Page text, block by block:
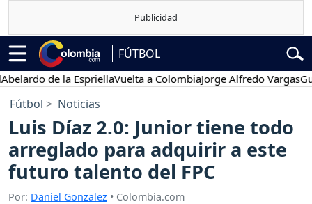
FÚTBOL
de la EspriellaVuelta a ColombiaJorge Alfredo Vargas
Fútbol Noticias
Luis Díaz 2.0: Junior tiene todo
arreglado para adquirir a este
futuro talento del FPC
Por: Daniel Gonzalez • Colombia.com